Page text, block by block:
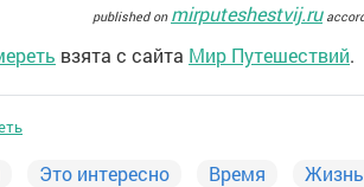
published on mirputeshestvij.ru
взята с сайта Мир Путешествий.
Это интересно Время Жизнь